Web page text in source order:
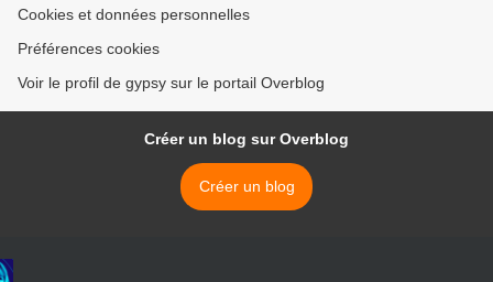
Cookies et données personnelles
Préférences cookies
Voir le profil de gypsy sur le portail Overblog
Créer un blog sur Overblog
Créer un blog